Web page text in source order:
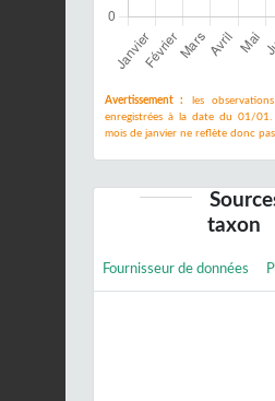
Avertissement :
les
enregistrées à la date du 01/01.
mois de janvier ne reflète donc
taxon
Fournisseur de données